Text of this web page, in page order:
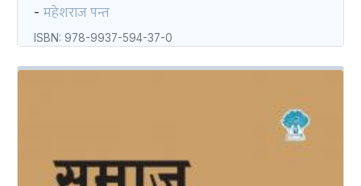
- महेशराज पन्त
ISBN: 978-9937-594-37-0